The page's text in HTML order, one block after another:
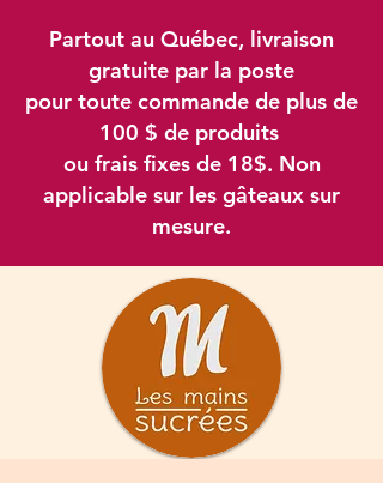
Partout au Québec, livraison
gratuite par la poste
pour toute commande de plus de
100 $ de produits
ou frais fixes de 18$. Non
applicable sur les gâteaux sur
mesure.